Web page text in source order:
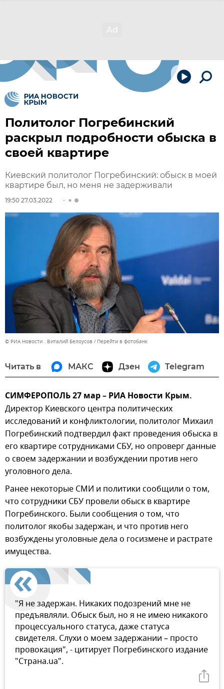
Политолог Погребинский
раскрыл подробности обыска в
своей квартире
Киевский политолог Погребинский: обыск в моей
квартире был, но меня не задерживали
19:50 27.03.2022
© РИА Новости . Виталий Белоусов Перейти в фотобанк
Читать в МАКС Дзен Telegram
СИМФЕРОПОЛЬ 27 мар – РИА Новости Крым.
Директор Киевского центра политических
исследований и конфликтологии, политолог Михаил
Погребинский подтвердил факт проведения обыска в
его квартире сотрудниками СБУ, но опроверг данные
о своем задержании и возбуждении против него
уголовного дела.
Ранее некоторые СМИ и политики сообщили о том,
что сотрудники СБУ провели обыск в квартире
Погребинского. Были сообщения о том, что
политолог якобы задержан, и что против него
возбуждены уголовные дела о госизмене и растрате
имущества.
"Я не задержан. Никаких подозрений мне не
предъявляли. Обыск был, но я не имею никакого
процессуального статуса, даже статуса
свидетеля. Слухи о моем задержании – просто
провокация", - цитирует Погребинского издание
"Страна.ua".